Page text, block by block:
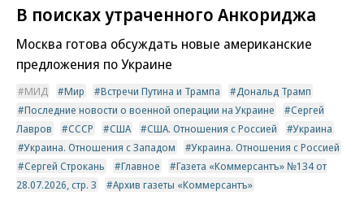
В поисках утраченного Анкориджа
Москва готова обсуждать новые американские
предложения по Украине
МИД Мир Встречи Путина и Трампа
Дональд Трамп
Последние новости о военной операции на Украине
Сергей
Лавров
СССР США США. Отношения с Россией
Украина
Украина. Отношения с Западом
Украина. Отношения с Россией
Сергей Строкань
Главное
Газета «Коммерсантъ» №134 от
28.07.2026, стр. 3
Архив газеты «Коммерсантъ»